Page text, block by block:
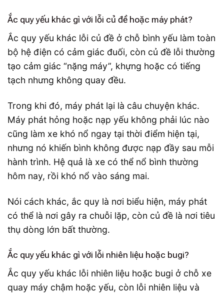
Ắc quy yếu khác gì với lỗi củ đề hoặc máy phát?
Ắc quy yếu khác lỗi củ đề ở chỗ bình yếu làm toàn
bộ hệ điện có cảm giác đuối, còn củ đề lỗi thường
tạo cảm giác “nặng máy”, khựng hoặc có tiếng
tạch nhưng không quay đều.
Trong khi đó, máy phát lại là câu chuyện khác.
Máy phát hỏng hoặc nạp yếu không phải lúc nào
cũng làm xe khó nổ ngay tại thời điểm hiện tại,
nhưng nó khiến bình không được nạp đầy sau mỗi
hành trình. Hệ quả là xe có thể nổ bình thường
hôm nay, rồi khó nổ vào sáng mai.
Nói cách khác, ắc quy là nơi biểu hiện, máy phát
có thể là nơi gây ra chuỗi lặp, còn củ đề là nơi tiêu
thụ dòng lớn bất thường.
Ắc quy yếu khác gì với lỗi nhiên liệu hoặc bugi?
Ắc quy yếu khác lỗi nhiên liệu hoặc bugi ở chỗ xe
quay máy chậm hoặc yếu, còn lỗi nhiên liệu và